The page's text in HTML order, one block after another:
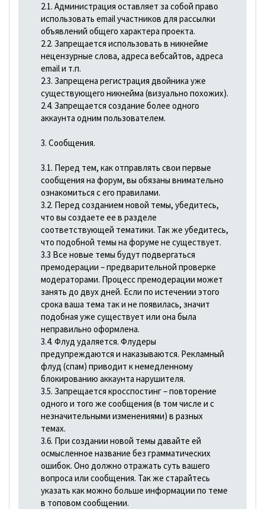
2.1. Администрация оставляет за собой право
использовать email участников для рассылки
объявлений общего характера проекта.
2.2. Запрещается использовать в никнейме
нецензурные слова, адреса вебсайтов, адреса
email и т.п.
2.3. Запрещена регистрация двойника уже
существующего никнейма (визуально похожих).
2.4. Запрещается создание более одного
аккаунта одним пользователем.
3. Сообщения.
3.1. Перед тем, как отправлять свои первые
сообщения на форум, вы обязаны внимательно
ознакомиться с его правилами.
3.2. Перед созданием новой темы, убедитесь,
что вы создаете ее в разделе
соответствующей тематики. Так же убедитесь,
что подобной темы на форуме не существует.
3.3 Все новые темы будут подвергаться
премодерации – предварительной проверке
модераторами. Процесс премодерации может
занять до двух дней. Если по истечении этого
срока ваша тема так и не появилась, значит
подобная уже существует или она была
неправильно оформлена.
3.4. Флуд удаляется. Флудеры
предупреждаются и наказываются. Рекламный
флуд (спам) приводит к немедленному
блокированию аккаунта нарушителя.
3.5. Запрещается кросспостинг – повторение
одного и того же сообщения (в том числе и с
незначительными изменениями) в разных
темах.
3.6. При создании новой темы давайте ей
осмысленное название без грамматических
ошибок. Оно должно отражать суть вашего
вопроса или сообщения. Так же старайтесь
указать как можно больше информации по теме
в топовом сообщении.